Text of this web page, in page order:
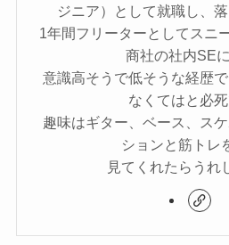
ジニア）として就職し、
1年間フリーターとしてスニ
商社の社内SEに
意識高そうで低そうな経歴
なくてはと必死
趣味はギター、ベース、ス
ションと筋トレ
見てくれたらうれ